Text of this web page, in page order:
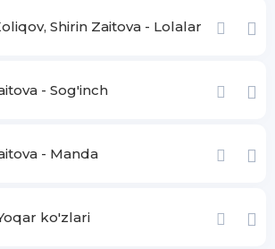
Shirin Zaitova - Lolalar
- Sog'inch
- Manda
ko'zlari